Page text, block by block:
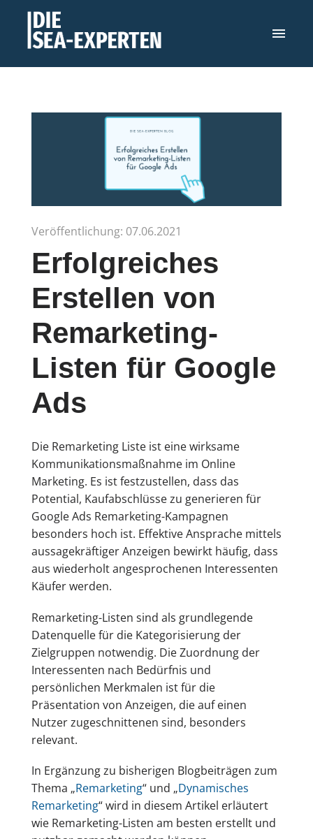
Veröffentlichung: 07.06.2021
Erfolgreiches
Erstellen von
Remarketing-
Listen für Google
Ads
Die Remarketing Liste ist eine wirksame
Kommunikationsmaßnahme im Online
Marketing. Es ist festzustellen, dass das
Potential, Kaufabschlüsse zu generieren für
Google Ads Remarketing-Kampagnen
besonders hoch ist. Effektive Ansprache mittels
aussagekräftiger Anzeigen bewirkt häufig, dass
aus wiederholt angesprochenen Interessenten
Käufer werden.
Remarketing-Listen sind als grundlegende
Datenquelle für die Kategorisierung der
Zielgruppen notwendig. Die Zuordnung der
Interessenten nach Bedürfnis und
persönlichen Merkmalen ist für die
Präsentation von Anzeigen, die auf einen
Nutzer zugeschnittenen sind, besonders
relevant.
In Ergänzung zu bisherigen Blogbeiträgen zum
Thema „Remarketing“ und „Dynamisches
Remarketing“ wird in diesem Artikel erläutert
wie Remarketing-Listen am besten erstellt und